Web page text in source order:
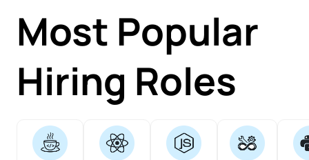
Most Popular
Hiring Roles